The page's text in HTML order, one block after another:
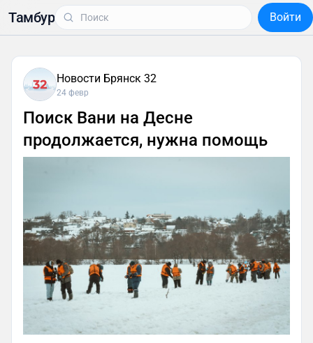
Тамбур Войти
Новости Брянск 32
24 февр
Поиск Вани на Десне
продолжается, нужна помощь